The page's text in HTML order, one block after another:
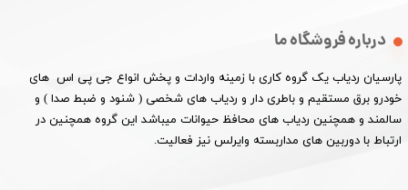
درباره فروشگاه ما
پارسیان ردیاب یک گروه کاری با زمینه واردات و پخش انواع جی پی اس های
خودرو برق مستقیم و باطری دار و ردیاب های شخصی ( شنود و ضبط صدا ) و
سالمند و همچنین ردیاب های محافظ حیوانات میباشد این گروه همچنین در
ارتباط با دوربین های مداربسته وایرلس نیز فعالیت.​​​​​​​